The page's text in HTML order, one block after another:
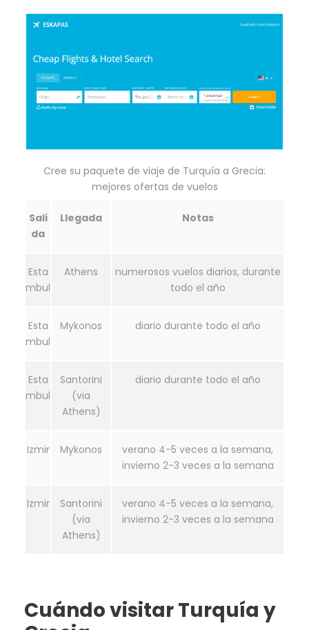
Cree su paquete de viaje de Turquía a Grecia:
mejores ofertas de vuelos
Sali
da
Llegada Notas
Esta
mbul
Athens
numerosos vuelos diarios, durante
todo el año
Esta
mbul
Mykonos diario durante todo el año
Esta
mbul
Santorini
(via
Athens)
diario durante todo el año
Izmir Mykonos
verano 4-5 veces a la semana,
invierno 2-3 veces a la semana
Izmir
Santorini
(via
Athens)
verano 4-5 veces a la semana,
invierno 2-3 veces a la semana
Cuándo visitar Turquía y